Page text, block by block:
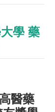
學 藥
醫藥